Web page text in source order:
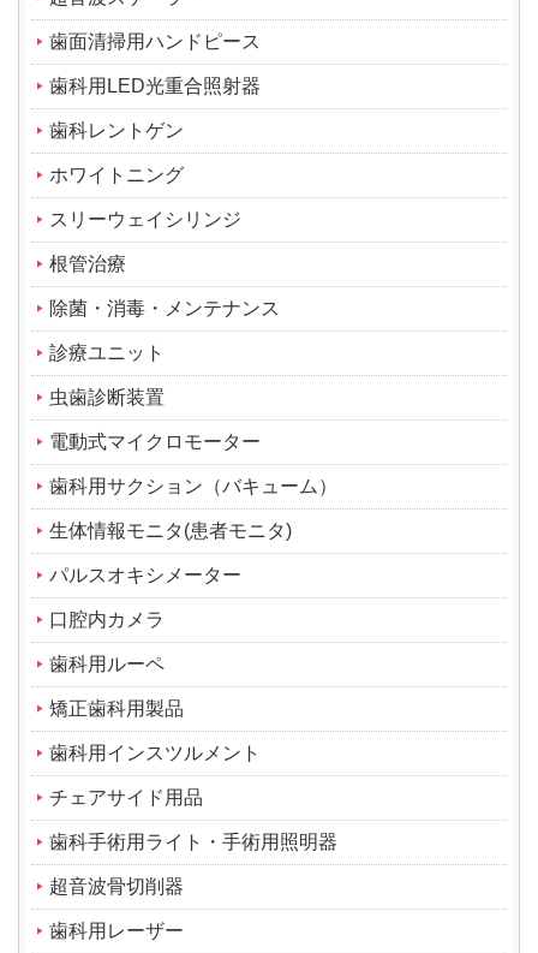
歯面清掃用ハンドピース
歯科用LED光重合照射器
歯科レントゲン
ホワイトニング
スリーウェイシリンジ
根管治療
除菌・消毒・メンテナンス
診療ユニット
虫歯診断装置
電動式マイクロモーター
歯科用サクション（バキューム）
生体情報モニタ(患者モニタ)
パルスオキシメーター
口腔内カメラ
歯科用ルーペ
矯正歯科用製品
歯科用インスツルメント
チェアサイド用品
歯科手術用ライト・手術用照明器
超音波骨切削器
歯科用レーザー